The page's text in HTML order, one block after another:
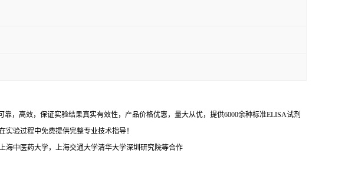
，高效，保证实验结果真实有效性，产品价格优惠，量大从优，提供6000余种标准ELISA试剂
验过程中免费提供完整专业技术指导！
海中医药大学，上海交通大学清华大学深圳研究院等合作